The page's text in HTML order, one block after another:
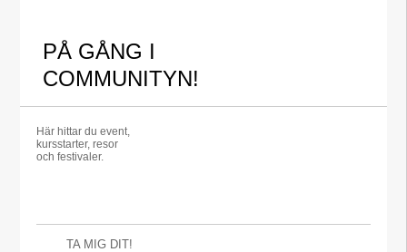
PÅ GÅNG I
COMMUNITYN!
Här hittar du event,
kursstarter, resor
och festivaler.
TA MIG DIT!